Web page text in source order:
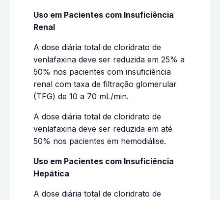
Uso em Pacientes com Insuficiência
Renal
A dose diária total de cloridrato de
venlafaxina deve ser reduzida em 25% a
50% nos pacientes com insuficiência
renal com taxa de filtração glomerular
(TFG) de 10 a 70 mL/min.
A dose diária total de cloridrato de
venlafaxina deve ser reduzida em até
50% nos pacientes em hemodiálise.
Uso em Pacientes com Insuficiência
Hepática
A dose diária total de cloridrato de